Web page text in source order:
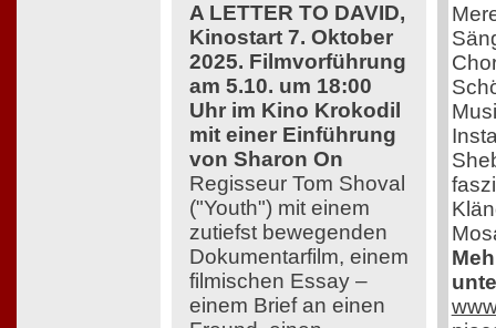
A LETTER TO DAVID,
Kinostart 7. Oktober
2025. Filmvorführung
am 5.10. um 18:00
Uhr im Kino Krokodil
mit einer Einführung
von Sharon On
Regisseur Tom Shoval
("Youth") mit einem
zutiefst bewegenden
Dokumentarfilm, einem
filmischen Essay –
einem Brief an einen